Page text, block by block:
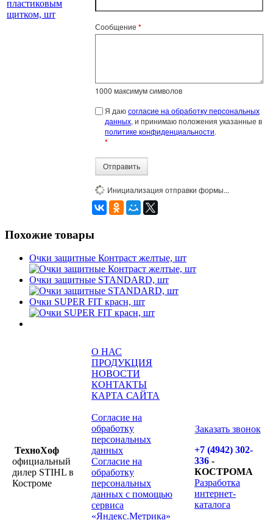
Сообщение *
1000 максимум символов
Я даюсогласие на обработку персональных
данных, и принимаю положения указанные в
политике конфиденциальности.
*
Отправить
Инициализация отправки формы...
Похожие товары
Очки защитные Контраст желтые, шт
Очки защитные STANDARD, шт
Очки SUPER FIT красн, шт
ТехноХоф
официальный
дилер STIHL в
Костроме
О НАС
ПРОДУКЦИЯ
НОВОСТИ
КОНТАКТЫ
КАРТА САЙТА
Согласие на
обработку
персональных
данных
Согласие на
обработку
персональных
данных с помощью
сервиса
«Яндекс.Метрика»
Заказать звонок
+7 (4942) 302-
336 -
КОСТРОМА
Разработка
интернет-
каталога